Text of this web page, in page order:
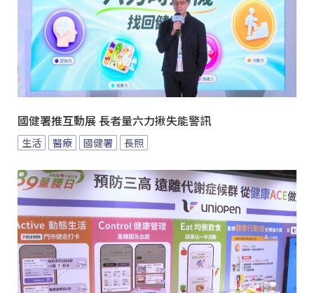
國健署推互動展 長者量六力揪失能警訊
生活 醫療 國健署 長照